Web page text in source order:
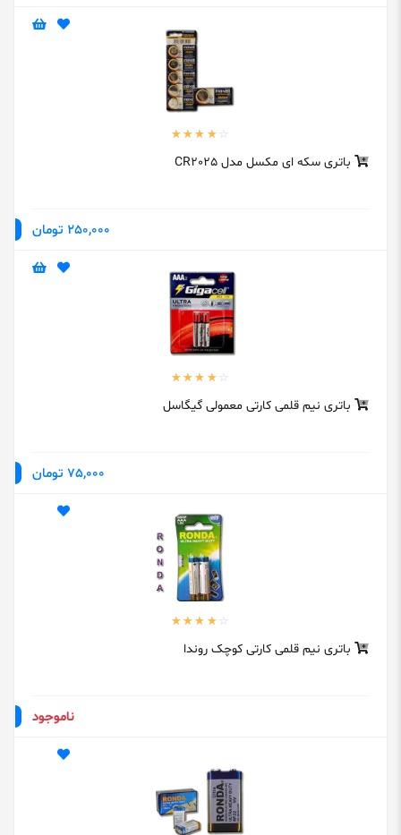
باتری سکه ای مکسل مدل CR2025
250,000 تومان
باتری نیم قلمی کارتی معمولی گیگاسل
75,000 تومان
باتری نیم قلمی کارتی کوچک روندا
ناموجود